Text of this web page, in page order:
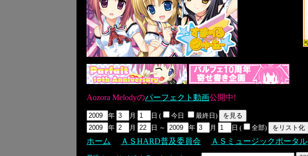
Aozora Melodyのパーフェクト動画公開中!
年 月 日 ( 今日
最終日)
年
月 日 ～ 年 月 日 ( 全部)
ホーム ＡＳHARD普及委員会 ＡＳミュージックポータル